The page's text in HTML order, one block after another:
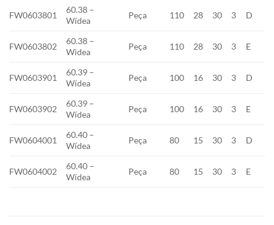
FW0603801
60.38 –
Wídea
Peça 110 28 30 3 D
FW0603802
60.38 –
Widea
Peça 110 28 30 3 E
FW0603901
60.39 –
Wídea
Peça 100 16 30 3 D
FW0603902
60.39 –
Wídea
Peça 100 16 30 3 E
FW0604001
60.40 –
Wídea
Peça 80 15 30 3 D
FW0604002
60.40 –
Wídea
Peça 80 15 30 3 E